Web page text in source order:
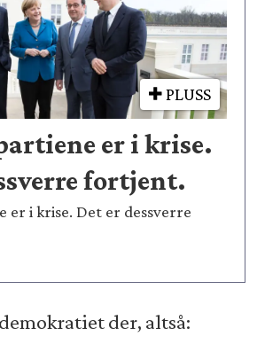
PLUSS
er i krise.
fortjent.
er i krise. Det er dessverre
der, altså: